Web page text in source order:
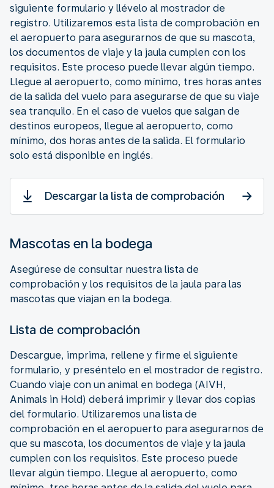
siguiente formulario y llévelo al mostrador de
registro. Utilizaremos esta lista de comprobación en
el aeropuerto para asegurarnos de que su mascota,
los documentos de viaje y la jaula cumplen con los
requisitos. Este proceso puede llevar algún tiempo.
Llegue al aeropuerto, como mínimo, tres horas antes
de la salida del vuelo para asegurarse de que su viaje
sea tranquilo. En el caso de vuelos que salgan de
destinos europeos, llegue al aeropuerto, como
mínimo, dos horas antes de la salida. El formulario
solo está disponible en inglés.
Descargar la lista de comprobación
Mascotas en la bodega
Asegúrese de consultar nuestra lista de
comprobación y los requisitos de la jaula para las
mascotas que viajan en la bodega.
Lista de comprobación
Descargue, imprima, rellene y firme el siguiente
formulario, y preséntelo en el mostrador de registro.
Cuando viaje con un animal en bodega (AIVH,
Animals in Hold) deberá imprimir y llevar dos copias
del formulario. Utilizaremos una lista de
comprobación en el aeropuerto para asegurarnos de
que su mascota, los documentos de viaje y la jaula
cumplen con los requisitos. Este proceso puede
llevar algún tiempo. Llegue al aeropuerto, como